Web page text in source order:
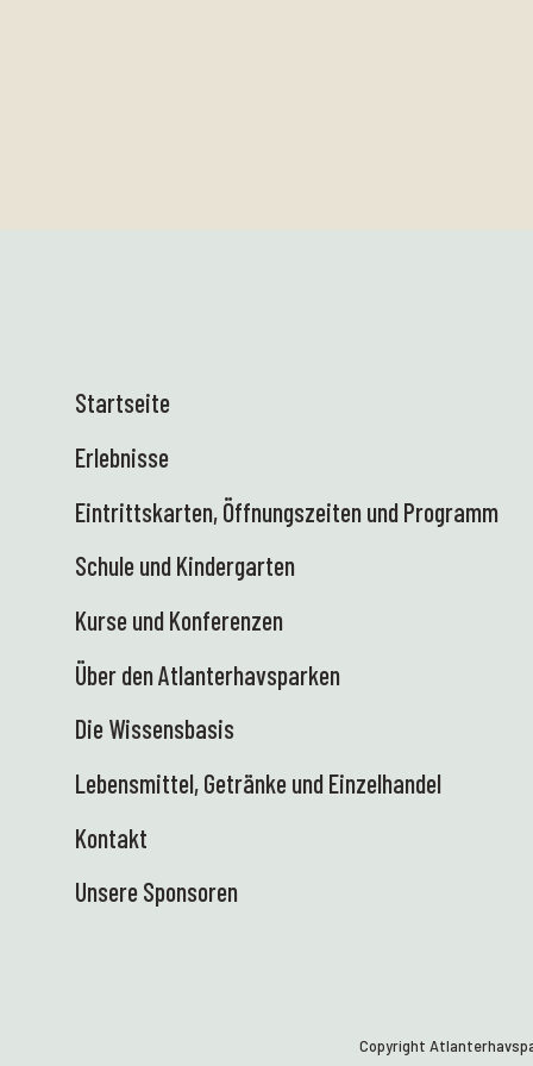
Startseite
Erlebnisse
Eintrittskarten, Öffnungszeiten und Programm
Schule und Kindergarten
Kurse und Konferenzen
Über den Atlanterhavsparken
Die Wissensbasis
Lebensmittel, Getränke und Einzelhandel
Kontakt
Unsere Sponsoren
Copyright